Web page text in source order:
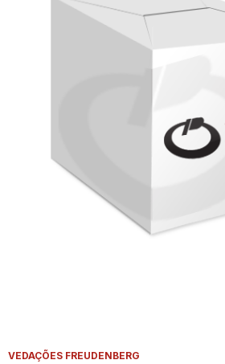
VEDAÇÕES FREUDENBERG